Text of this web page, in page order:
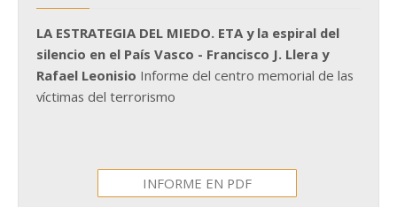
LA ESTRATEGIA DEL MIEDO. ETA y la espiral del
silencio en el País Vasco - Francisco J. Llera y
Rafael Leonisio Informe del centro memorial de las
víctimas del terrorismo
INFORME EN PDF